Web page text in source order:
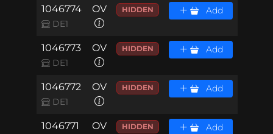
1046774
DE1
OV HIDDEN Add
1046773
DE1
OV HIDDEN Add
1046772
DE1
OV HIDDEN Add
1046771 OV HIDDEN Add